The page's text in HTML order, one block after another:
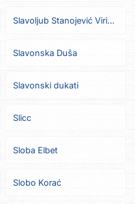
Slavoljub Stanojević Virinac
Slavonska Duša
Slavonski dukati
Slicc
Sloba Elbet
Slobo Korać